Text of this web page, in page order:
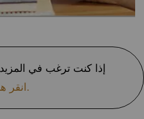
إذا كنت ترغب في
انقر هنا.